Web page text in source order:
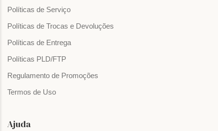
Políticas de Serviço
Políticas de Trocas e Devoluções
Políticas de Entrega
Políticas PLD/FTP
Regulamento de Promoções
Termos de Uso
Ajuda